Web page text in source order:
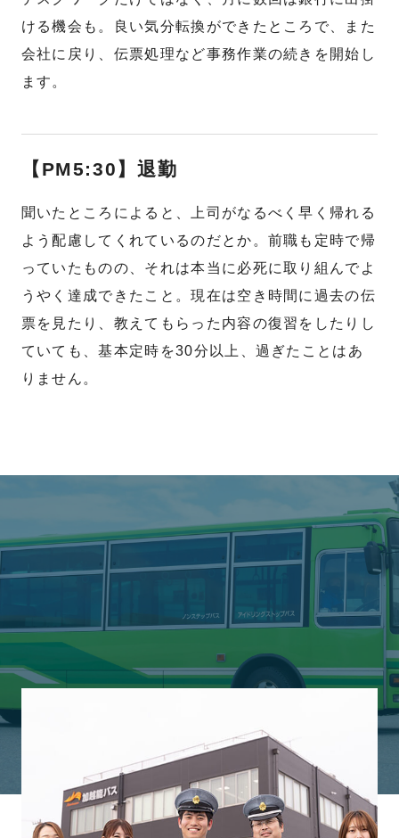
ける機会も。良い気分転換ができたところで、また
会社に戻り、伝票処理など事務作業の続きを開始し
ます。
【PM5:30】退勤
聞いたところによると、上司がなるべく早く帰れる
よう配慮してくれているのだとか。前職も定時で帰
っていたものの、それは本当に必死に取り組んでよ
うやく達成できたこと。現在は空き時間に過去の伝
票を見たり、教えてもらった内容の復習をしたりし
ていても、基本定時を30分以上、過ぎたことはあ
りません。